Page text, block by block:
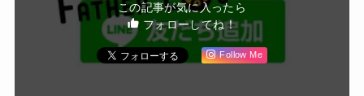
この記事が気に入ったら
フォローしてね！
Follow Me